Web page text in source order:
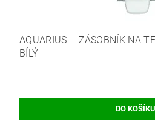
AQUARIUS – ZÁSOBNÍK NA
BÍLÝ